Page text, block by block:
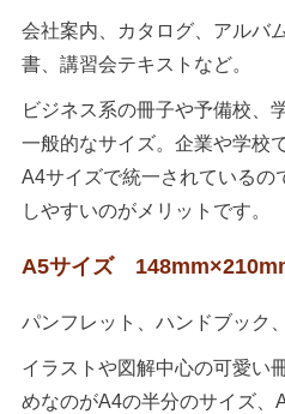
会社案内、カタログ、アルバ
書、講習会テキストなど。
ビジネス系の冊子や予備校、
一般的なサイズ。企業や学校
A4サイズで統一されているの
しやすいのがメリットです。
A5サイズ
パンフレット、ハンドブック
イラストや図解中心の可愛い
めなのがA4の半分のサイズ、